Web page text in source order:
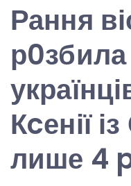
Рання
Кcенії
лише 4